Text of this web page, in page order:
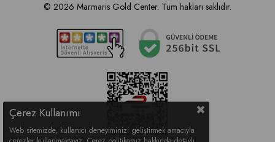
© 2026 Marmaris Gold Center. Tüm hakları saklıdır.
Çerez Kullanımı
Web sitemizde, kullanıcı deneyiminizi geliştirmek amacıyla